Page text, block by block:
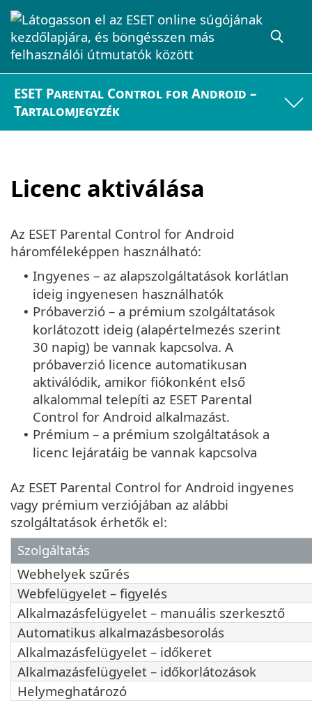
ESET Parental Control for Android –
Tartalomjegyzék
Licenc aktiválása
Az ESET Parental Control for Android
háromféleképpen használható:
• Ingyenes – az alapszolgáltatások korlátlan
ideig ingyenesen használhatók
• Próbaverzió – a prémium szolgáltatások
korlátozott ideig (alapértelmezés szerint
30 napig) be vannak kapcsolva. A
próbaverzió licence automatikusan
aktiválódik, amikor fiókonként első
alkalommal telepíti az ESET Parental
Control for Android alkalmazást.
• Prémium – a prémium szolgáltatások a
licenc lejáratáig be vannak kapcsolva
Az ESET Parental Control for Android ingyenes
vagy prémium verziójában az alábbi
szolgáltatások érhetők el:
Szolgáltatás
Webhelyek szűrés
Webfelügyelet – figyelés
Alkalmazásfelügyelet – manuális szerkesztő
Automatikus alkalmazásbesorolás
Alkalmazásfelügyelet – időkeret
Alkalmazásfelügyelet – időkorlátozások
Helymeghatározó